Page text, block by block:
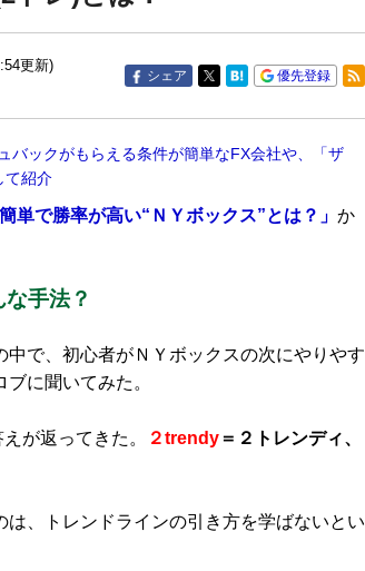
更新)
シェア 優先登録
バックがもらえる条件が簡単なFX会社や、「ザ
て紹介
単で勝率が高い“ＮＹボックス”とは？」 か
手法？
で、初心者がＮＹボックスの次にやりやす
に聞いてみた。
が返ってきた。 ２trendy＝２トレンディ、
、トレンドラインの引き方を学ばないとい